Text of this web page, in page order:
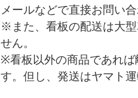
メールなどで直接お問い
※また、看板の配送は大
せん。
※看板以外の商品であれ
す。但し、発送はヤマト